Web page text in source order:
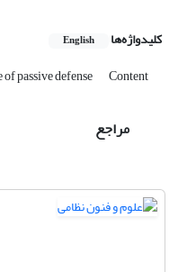
کلیدواژه‌ها English
passive defense Content
مراجع